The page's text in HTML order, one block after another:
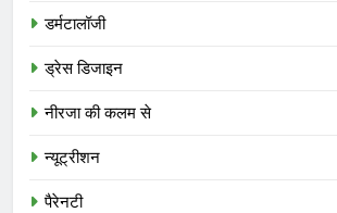
डर्मटालॉजी
ड्रेस डिजाइन
नीरजा की कलम से
न्यूट्रीशन
पैरेनटी